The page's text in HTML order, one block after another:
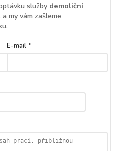
služby demoliční
my vám zašleme
E-mail *